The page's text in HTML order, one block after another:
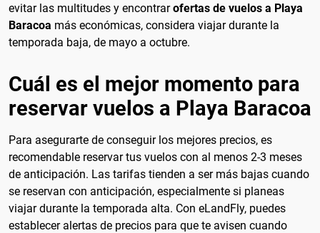
evitar las multitudes y encontrarofertas de vuelos a Playa
Baracoa más económicas, considera viajar durante la
temporada baja, de mayo a octubre.
Cuál es el mejor momento para
reservar vuelos a Playa Baracoa
Para asegurarte de conseguir los mejores precios, es
recomendable reservar tus vuelos con al menos 2-3 meses
de anticipación. Las tarifas tienden a ser más bajas cuando
se reservan con anticipación, especialmente si planeas
viajar durante la temporada alta. Con eLandFly, puedes
establecer alertas de precios para que te avisen cuando